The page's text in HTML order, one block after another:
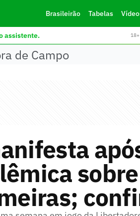
Brasileirão Tabelas
assistente.
de Campo
sobre